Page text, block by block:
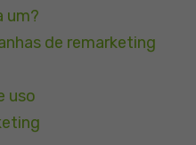
um?
de remarketing
uso